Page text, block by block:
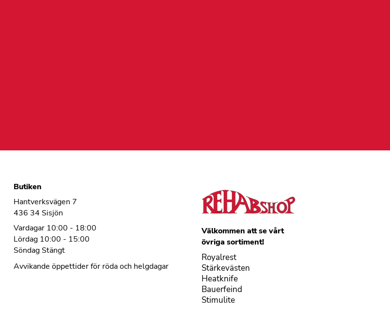
Butiken
Hantverksvägen 7
436 34 Sisjön
Vardagar 10:00 - 18:00
Lördag 10:00 - 15:00
Söndag Stängt
Avvikande öppettider för röda och helgdagar
Välkommen att se vårt
övriga sortiment!
Royalrest
Stärkevästen
Heatknife
Bauerfeind
Stimulite